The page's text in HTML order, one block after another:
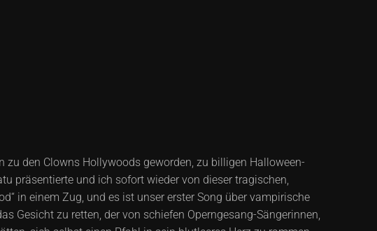
zu den Clowns Hollywoods geworden, zu billigen Halloween-
präsentierte und ich sofort wieder von dieser tragischen,
in einem Zug, und es ist unser erster Song über vampirische
Gesicht zu retten, der von schiefen Operngesang-Sängerinnen,